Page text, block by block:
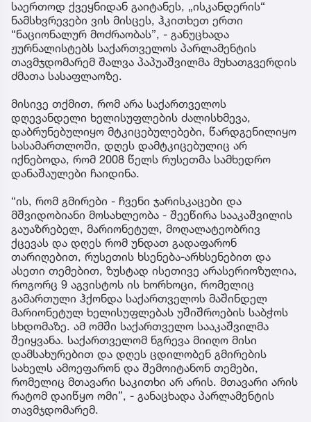
საერთოდ ქვეყნიდან გაიტანეს, „ისკანდერის“
ნამსხვრევები ვის მისცეს, ჰკითხეთ ერთი
“ნაციონალურ მოძრაობას”, - განუცხადა
ჟურნალისტებს საქართველოს პარლამენტის
თავმჯდომარემ შალვა პაპუაშვილმა მუხათგვერდის
ძმათა სასაფლაოზე.
მისივე თქმით, რომ არა საქართველოს
დღევანდელი ხელისუფლების ძალისხმევა,
დაბრუნებულიყო მტკიცებულებები, წარდგენილიყო
სასამართლოში, დღეს დამტკიცებულიც არ
იქნებოდა, რომ 2008 წელს რუსეთმა სამხედრო
დანაშაულები ჩაიდინა.
“ის, რომ გმირები - ჩვენი ჯარისკაცები და
მშვიდობიანი მოსახლეობა - შეეწირა სააკაშვილის
გაუაზრებელ, მარიონეტულ, მოღალატეობრივ
ქცევას და დღეს რომ უნდათ გადაფარონ
თარიღებით, რუსეთის ხსენება-არხსენებით და
ასეთი თემებით, ზუსტად ისეთივე არასერიოზულია,
როგორც 9 აგვისტოს ის ხორხოცი, რომელიც
გამართული ჰქონდა საქართველოს მაშინდელ
მარიონეტულ ხელისუფლებას უშიშროების საბჭოს
სხდომაზე. ამ ომში საქართველო სააკაშვილმა
შეიყვანა. საქართველომ ნგრევა მიიღო მისი
დამსახურებით და დღეს ცდილობენ გმირების
სახელს ამოეფარონ და შემოიტანონ თემები,
რომელიც მთავარი საკითხი არ არის. მთავარი არის
რატომ დაიწყო ომი”, - განაცხადა პარლამენტის
თავმჯდომარემ.